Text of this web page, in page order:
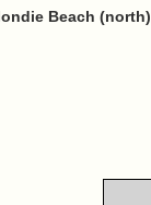
Beach (north)